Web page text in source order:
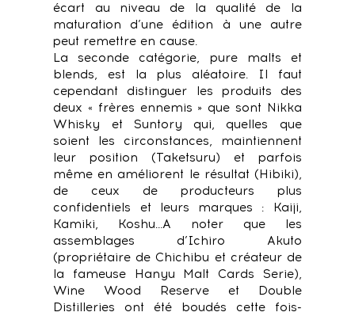
écart au niveau de la qualité de la
maturation d’une édition à une autre
peut remettre en cause.
La seconde catégorie, pure malts et
blends, est la plus aléatoire. Il faut
cependant distinguer les produits des
deux « frères ennemis » que sont Nikka
Whisky et Suntory qui, quelles que
soient les circonstances, maintiennent
leur position (Taketsuru) et parfois
même en améliorent le résultat (Hibiki),
de ceux de producteurs plus
confidentiels et leurs marques : Kaiji,
Kamiki, Koshu…A noter que les
assemblages d’Ichiro Akuto
(propriétaire de Chichibu et créateur de
la fameuse Hanyu Malt Cards Serie),
Wine Wood Reserve et Double
Distilleries ont été boudés cette fois-